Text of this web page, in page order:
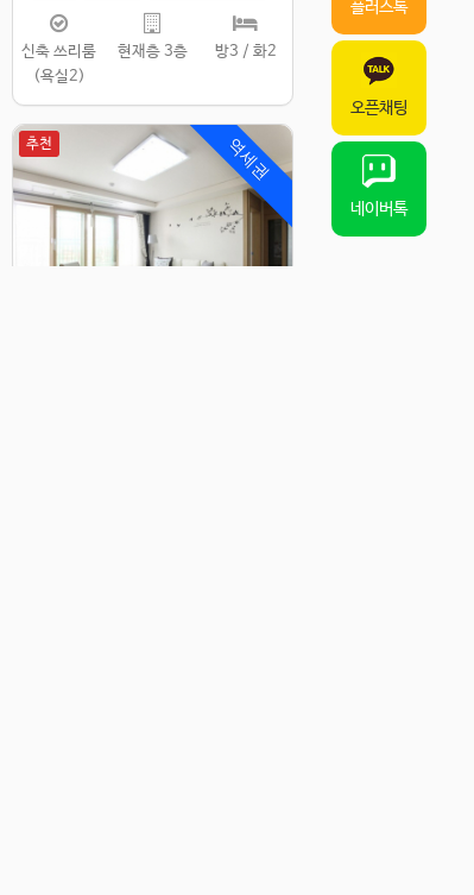
신축 쓰리룸
(욕실2)
현재층 3층 방3 / 화2
역세권
추천
플러스톡
오픈채팅
네이버톡